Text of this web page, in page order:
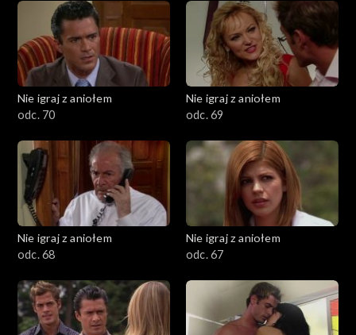
Nie igraj z aniołem
odc. 70
Nie igraj z aniołem
odc. 69
Nie igraj z aniołem
odc. 68
Nie igraj z aniołem
odc. 67